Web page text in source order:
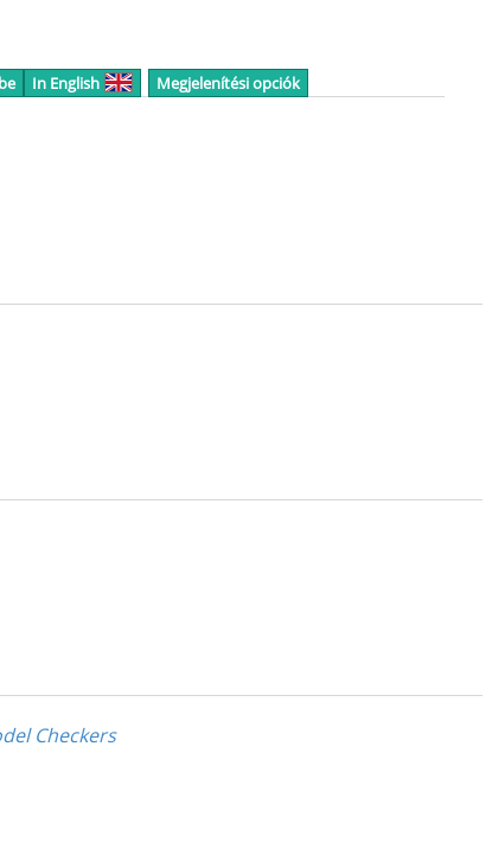
In English Megjelenítési opciók
Checkers